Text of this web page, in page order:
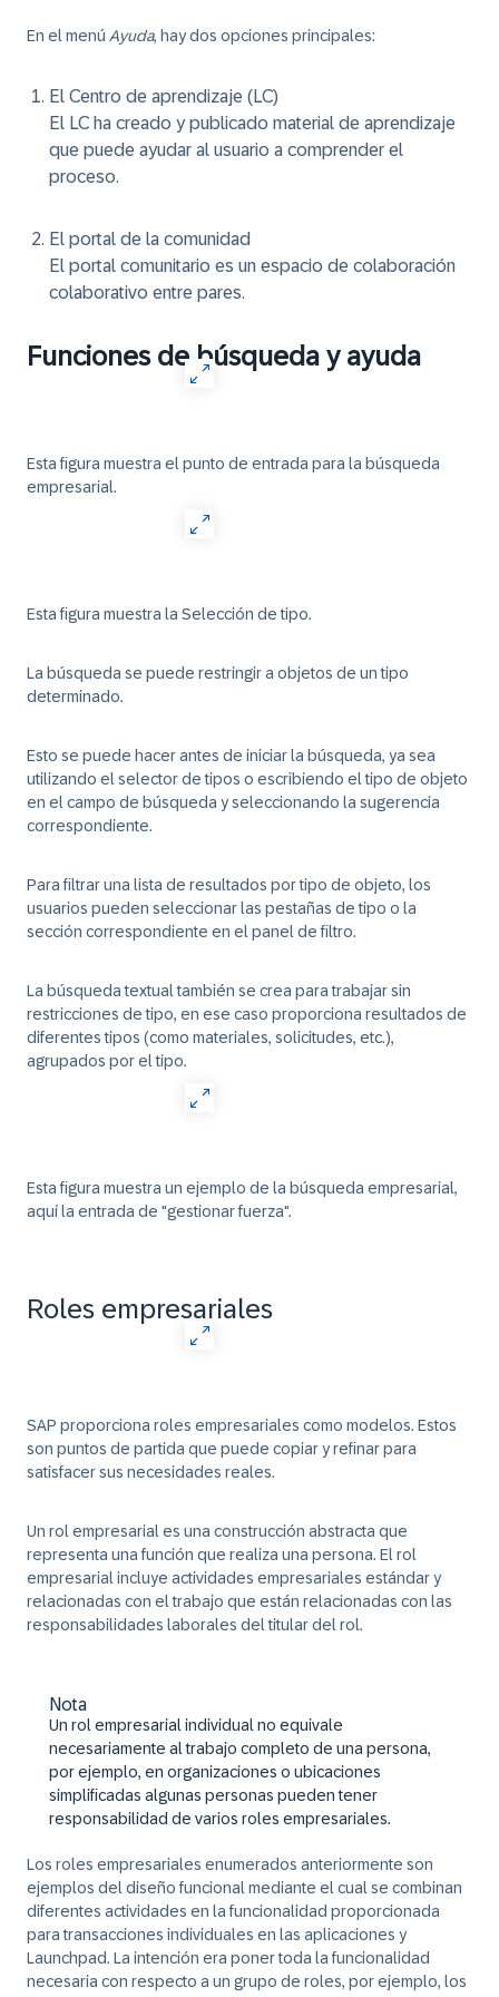
En el menú Ayuda, hay dos opciones principales:
El Centro de aprendizaje (LC)
El LC ha creado y publicado material de aprendizaje
que puede ayudar al usuario a comprender el
proceso.
El portal de la comunidad
El portal comunitario es un espacio de colaboración
colaborativo entre pares.
Funciones de búsqueda y ayuda
Esta figura muestra el punto de entrada para la búsqueda
empresarial.
Esta figura muestra la Selección de tipo.
La búsqueda se puede restringir a objetos de un tipo
determinado.
Esto se puede hacer antes de iniciar la búsqueda, ya sea
utilizando el selector de tipos o escribiendo el tipo de objeto
en el campo de búsqueda y seleccionando la sugerencia
correspondiente.
Para filtrar una lista de resultados por tipo de objeto, los
usuarios pueden seleccionar las pestañas de tipo o la
sección correspondiente en el panel de filtro.
La búsqueda textual también se crea para trabajar sin
restricciones de tipo, en ese caso proporciona resultados de
diferentes tipos (como materiales, solicitudes, etc.),
agrupados por el tipo.
Esta figura muestra un ejemplo de la búsqueda empresarial,
aquí la entrada de "gestionar fuerza".
Roles empresariales
SAP proporciona roles empresariales como modelos. Estos
son puntos de partida que puede copiar y refinar para
satisfacer sus necesidades reales.
Un rol empresarial es una construcción abstracta que
representa una función que realiza una persona. El rol
empresarial incluye actividades empresariales estándar y
relacionadas con el trabajo que están relacionadas con las
responsabilidades laborales del titular del rol.
Nota
Un rol empresarial individual no equivale
necesariamente al trabajo completo de una persona,
por ejemplo, en organizaciones o ubicaciones
simplificadas algunas personas pueden tener
responsabilidad de varios roles empresariales.
Los roles empresariales enumerados anteriormente son
ejemplos del diseño funcional mediante el cual se combinan
diferentes actividades en la funcionalidad proporcionada
para transacciones individuales en las aplicaciones y
Launchpad. La intención era poner toda la funcionalidad
necesaria con respecto a un grupo de roles, por ejemplo, los